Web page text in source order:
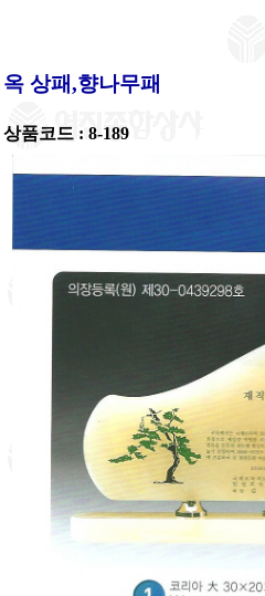
옥 상패,향나무패
상품코드 : 8-189